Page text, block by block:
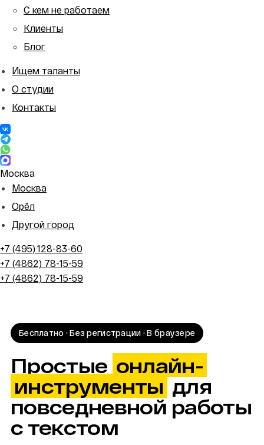
С кем не работаем
Клиенты
Блог
Ищем таланты
О студии
Контакты
Москва
Москва
Орёл
Другой город
+7 (495) 128-83-60
+7 (4862) 78-15-59
+7 (4862) 78-15-59
Бесплатно · Без регистрации · В браузере
Простые онлайн-
инструменты для
повседневной работы
с текстом